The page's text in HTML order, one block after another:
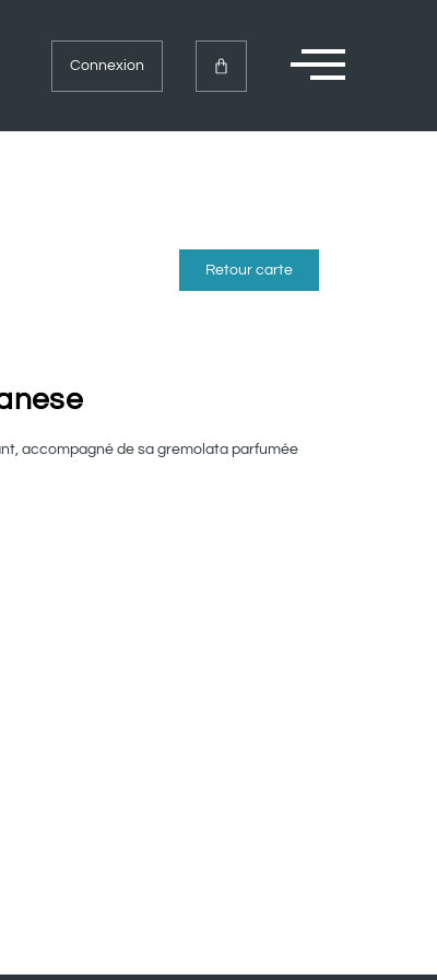
Connexion
Retour carte
accompagné de sa gremolata parfumée